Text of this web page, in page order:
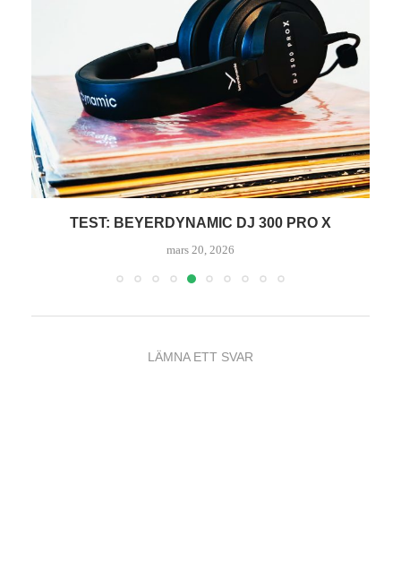
TEST: BEYERDYNAMIC DJ 300 PRO X
mars 20, 2026
LÄMNA ETT SVAR